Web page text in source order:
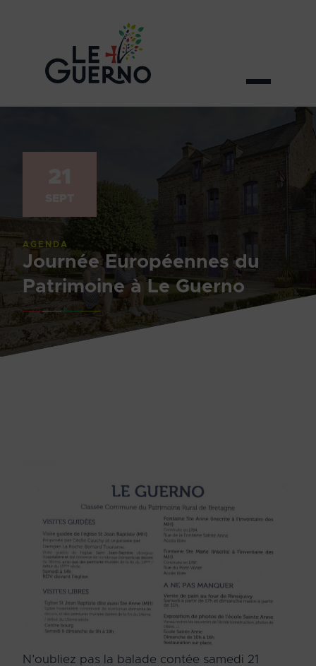
AGENDA
Journée Européennes du
Patrimoine à Le Guerno
N’oubliez pas la balade contée samedi 21